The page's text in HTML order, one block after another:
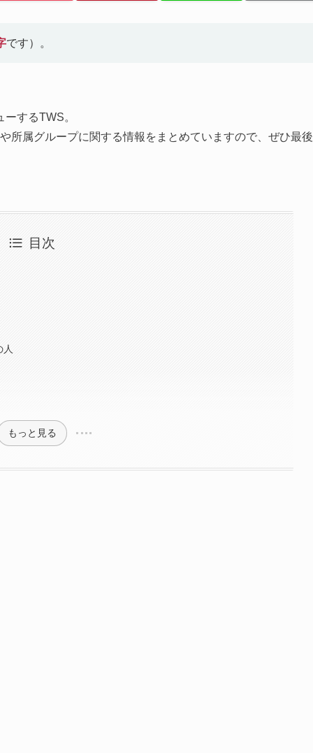
です）。
するTWS。
所属グループに関する情報をまとめていますので、ぜひ最後
目次
人
もっと見る